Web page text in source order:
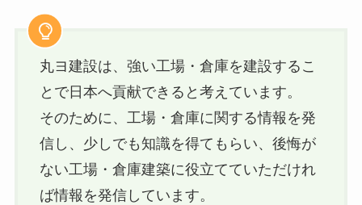
丸ヨ建設は、強い工場・倉庫を建設するこ
とで日本へ貢献できると考えています。
そのために、工場・倉庫に関する情報を発
信し、少しでも知識を得てもらい、後悔が
ない工場・倉庫建築に役立てていただけれ
ば情報を発信しています。